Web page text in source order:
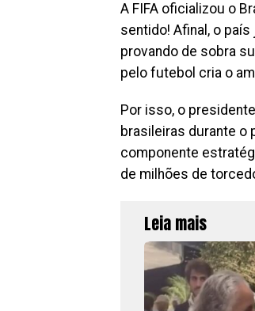
A FIFA oficializou o
sentido! Afinal, o
provando de sobra
pelo futebol cria o
Por isso, o
brasileiras durante o
componente
de milhões de
Leia mais